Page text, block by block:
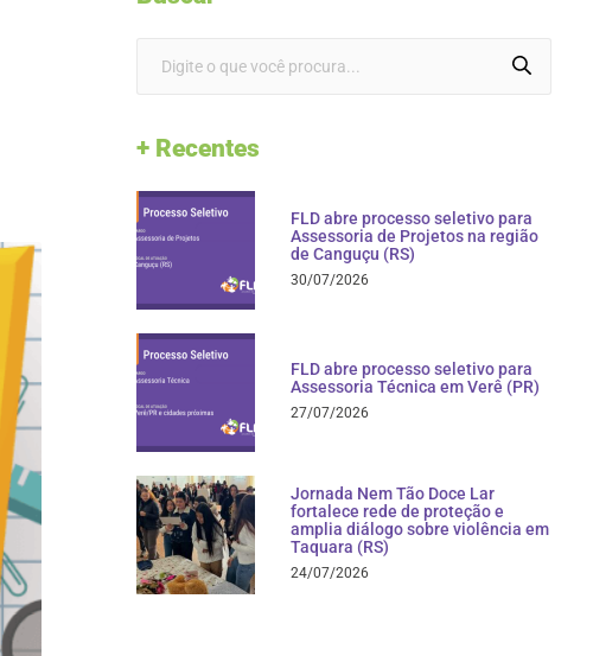
+ Recentes
FLD abre processo seletivo para
Assessoria de Projetos na região
de Canguçu (RS)
30/07/2026
FLD abre processo seletivo para
Assessoria Técnica em Verê (PR)
27/07/2026
Jornada Nem Tão Doce Lar
fortalece rede de proteção e
amplia diálogo sobre violência em
Taquara (RS)
24/07/2026